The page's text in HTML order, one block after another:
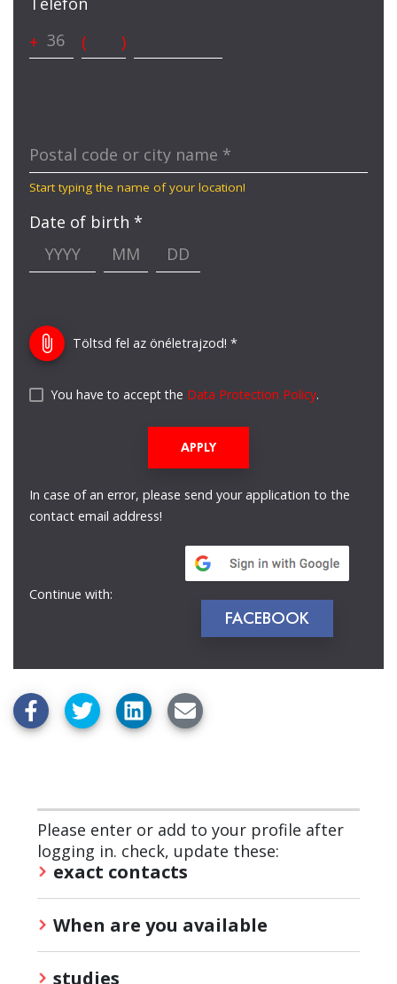
+ ( )
Postal code or city name *
Start typing the name of your location!
Date of birth *
attach_file Töltsd fel az önéletrajzod! *
You have to accept the Data Protection Policy.
APPLY
In case of an error, please send your application to the
contact email address!
Continue with:
FACEBOOK
Please enter or add to your profile after
logging in. check, update these:
exact contacts
When are you available
studies